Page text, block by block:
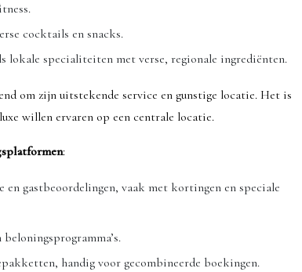
cocktails en snacks.
lokale specialiteiten met verse, regionale ingrediënten.
om zijn uitstekende service en gunstige locatie. Het is
willen ervaren op een centrale locatie.
:
gastbeoordelingen, vaak met kortingen en speciale
handig voor gecombineerde boekingen.